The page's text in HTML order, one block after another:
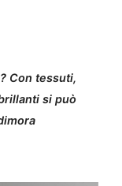
Con tessuti,
si può